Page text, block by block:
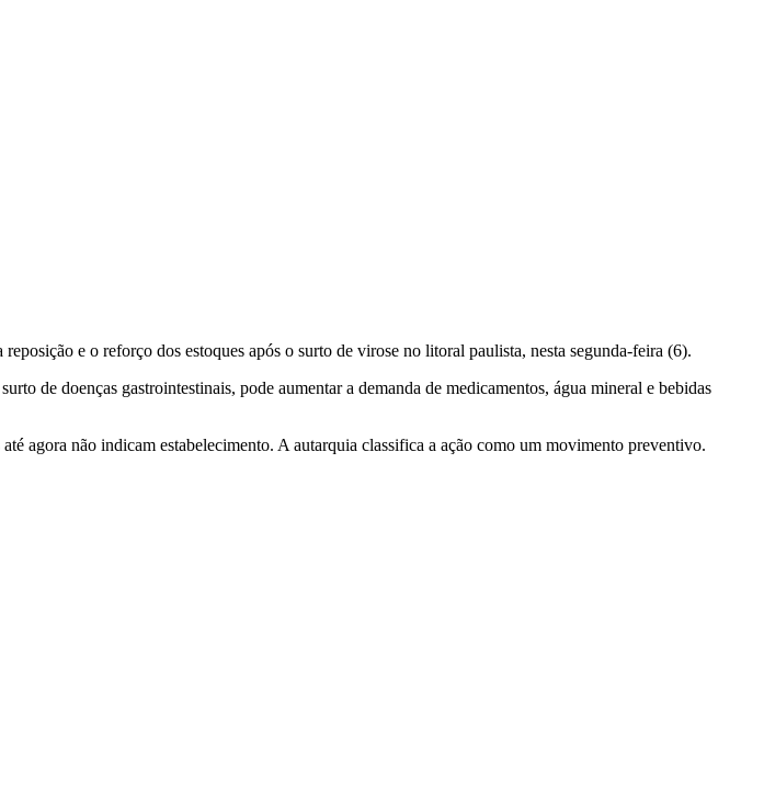
e o reforço dos estoques após o surto de virose no litoral paulista, nesta segunda-feira (6).
de doenças gastrointestinais, pode aumentar a demanda de medicamentos, água mineral e bebidas
agora não indicam estabelecimento. A autarquia classifica a ação como um movimento preventivo.